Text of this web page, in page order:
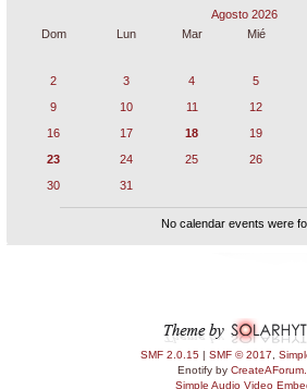
Agosto 2026
Dom
Lun Mar Mié
2
3 4 5
9
10 11 12
16
17 18 19
23
24 25 26
30
31
No calendar events were
SMF 2.0.15 | SMF © 2017
Enotify by
Simple Audio Video